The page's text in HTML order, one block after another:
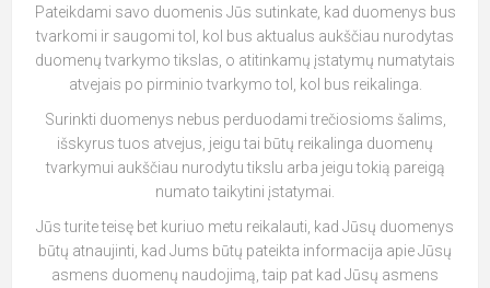
Pateikdami savo duomenis Jūs sutinkate, kad duomenys bus
tvarkomi ir saugomi tol, kol bus aktualus aukščiau nurodytas
duomenų tvarkymo tikslas, o atitinkamų įstatymų numatytais
atvejais po pirminio tvarkymo tol, kol bus reikalinga.
Surinkti duomenys nebus perduodami trečiosioms šalims,
išskyrus tuos atvejus, jeigu tai būtų reikalinga duomenų
tvarkymui aukščiau nurodytu tikslu arba jeigu tokią pareigą
numato taikytini įstatymai.
Jūs turite teisę bet kuriuo metu reikalauti, kad Jūsų duomenys
būtų atnaujinti, kad Jums būtų pateikta informacija apie Jūsų
asmens duomenų naudojimą, taip pat kad Jūsų asmens